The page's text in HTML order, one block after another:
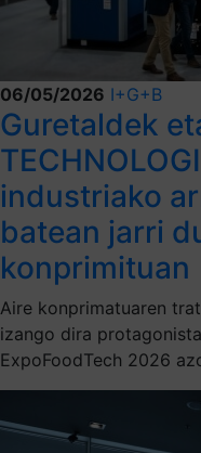
06/05/2026 I+G+B
Guretaldek
industriako
batean jarri
konprimituan
Aire konprimatuaren
izango dira
ExpoFoodTech 2026